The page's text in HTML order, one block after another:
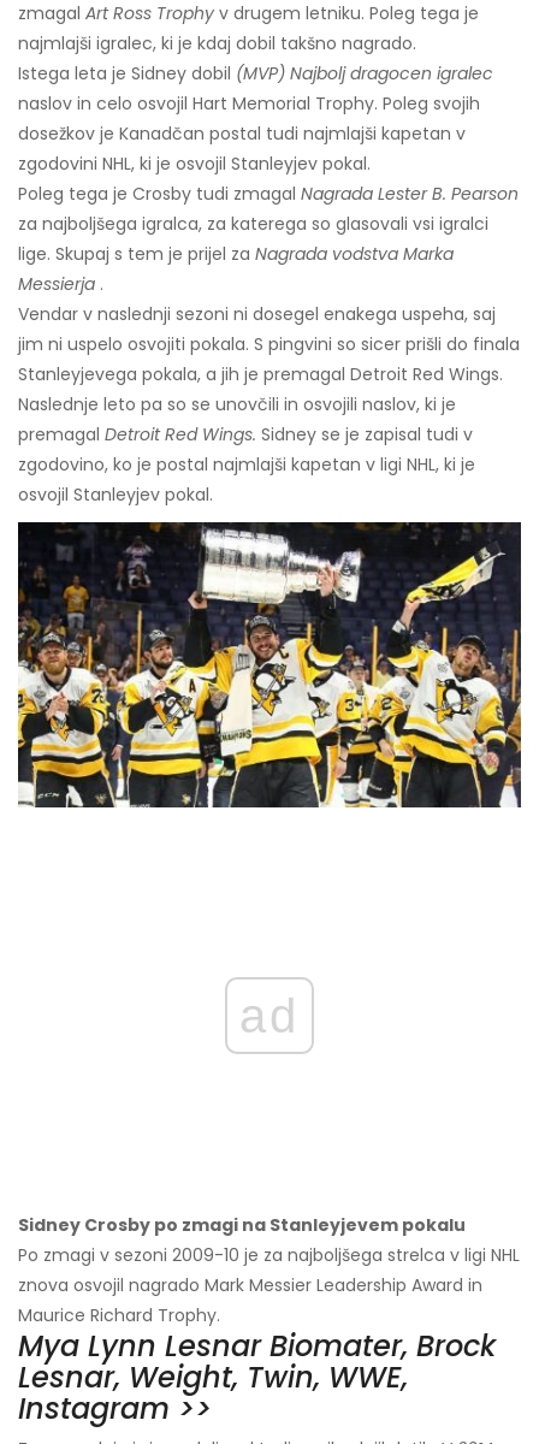
zmagal Art Ross Trophy v drugem letniku. Poleg tega je
najmlajši igralec, ki je kdaj dobil takšno nagrado.
Istega leta je Sidney dobil (MVP) Najbolj dragocen igralec
naslov in celo osvojil Hart Memorial Trophy. Poleg svojih
dosežkov je Kanadčan postal tudi najmlajši kapetan v
zgodovini NHL, ki je osvojil Stanleyjev pokal.
Poleg tega je Crosby tudi zmagal Nagrada Lester B. Pearson
za najboljšega igralca, za katerega so glasovali vsi igralci
lige. Skupaj s tem je prijel za Nagrada vodstva Marka
Messierja .
Vendar v naslednji sezoni ni dosegel enakega uspeha, saj
jim ni uspelo osvojiti pokala. S pingvini so sicer prišli do finala
Stanleyjevega pokala, a jih je premagal Detroit Red Wings.
Naslednje leto pa so se unovčili in osvojili naslov, ki je
premagal Detroit Red Wings. Sidney se je zapisal tudi v
zgodovino, ko je postal najmlajši kapetan v ligi NHL, ki je
osvojil Stanleyjev pokal.
ad
Sidney Crosby po zmagi na Stanleyjevem pokalu
Po zmagi v sezoni 2009-10 je za najboljšega strelca v ligi NHL
znova osvojil nagrado Mark Messier Leadership Award in
Maurice Richard Trophy.
Mya Lynn Lesnar Biomater, Brock
Lesnar, Weight, Twin, WWE,
Instagram >>